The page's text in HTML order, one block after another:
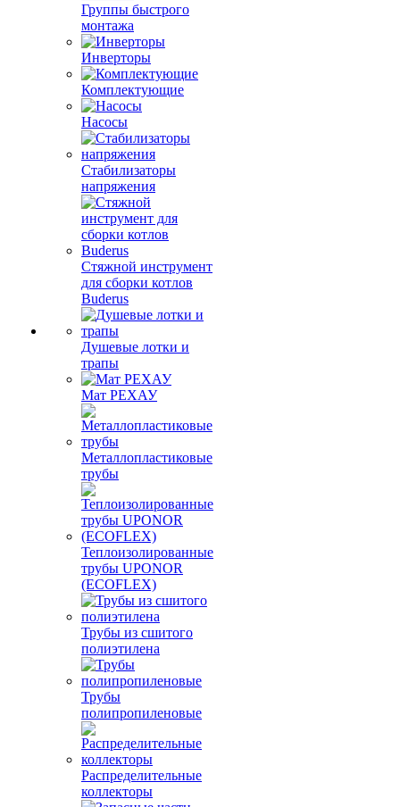
Группы быстрого
монтажа
Инверторы
Комплектующие
Насосы
Стабилизаторы
напряжения
Стяжной инструмент
для сборки котлов
Buderus
Душевые лотки и
трапы
Мат РЕХАУ
Металлопластиковые
трубы
Теплоизолированные
трубы UPONOR
(ECOFLEX)
Трубы из сшитого
полиэтилена
Трубы
полипропиленовые
Распределительные
коллекторы